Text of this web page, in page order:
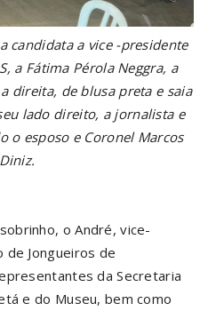
candidata a vice -presidente
a Fátima Pérola Neggra, a
direita, de blusa preta e saia
lado direito, a jornalista e
o esposo e Coronel Marcos
Diniz.
o André, vice-
de Jongueiros de
da Secretaria
e do Museu, bem como